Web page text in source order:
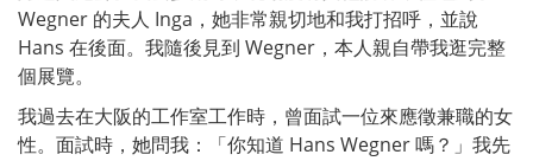
Wegner 的夫人 Inga，她非常親切地和我打招呼，並說
Hans 在後面。我隨後見到 Wegner，本人親自帶我逛完整
個展覽。
我過去在大阪的工作室工作時，曾面試一位來應徵兼職的女
性。面試時，她問我：「你知道 Hans Wegner 嗎？」我先